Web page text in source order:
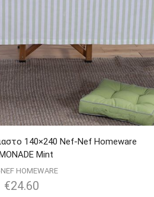
140×240 Nef-Nef Homeware
Mint
HOMEWARE
€24.60